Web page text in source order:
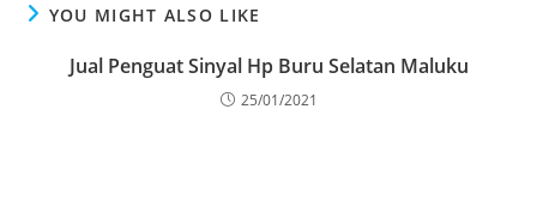
YOU MIGHT ALSO LIKE
Jual Penguat Sinyal Hp Buru Selatan Maluku
25/01/2021